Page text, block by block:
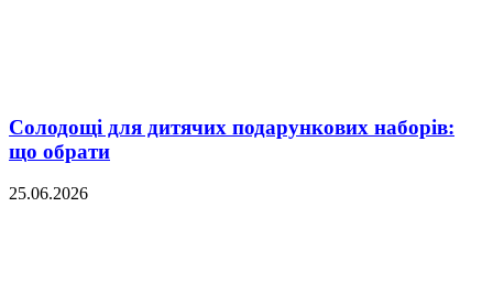
Солодощі для дитячих подарункових наборів:
що обрати
25.06.2026